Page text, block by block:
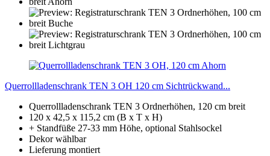
Querrollladenschrank TEN 3 OH 120 cm Sichtrückwand...
Querrollladenschrank TEN 3 Ordnerhöhen, 120 cm breit
120 x 42,5 x 115,2 cm (B x T x H)
+ Standfüße 27-33 mm Höhe, optional Stahlsockel
Dekor wählbar
Lieferung montiert